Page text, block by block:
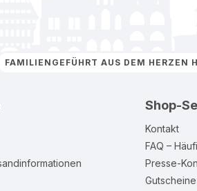
FAMILIENGEFÜHRT AUS DEM HERZEN
Shop-
Kontakt
FAQ –
Presse-
Gutscheine